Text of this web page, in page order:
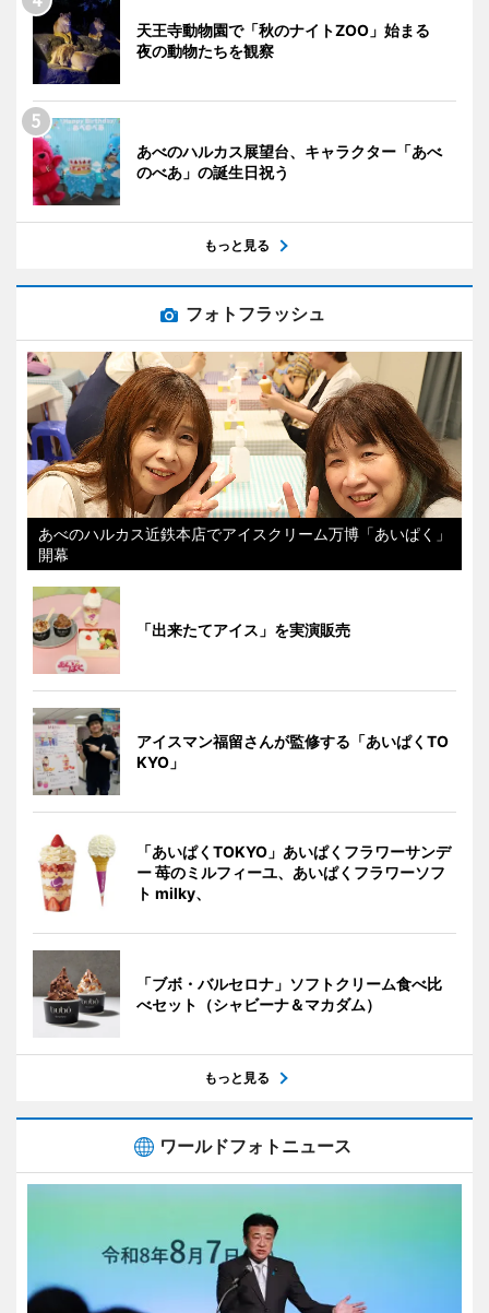
天王寺動物園で「秋のナイトZOO」始まる
夜の動物たちを観察
あべのハルカス展望台、キャラクター「あべ
のべあ」の誕生日祝う
もっと見る
フォトフラッシュ
あべのハルカス近鉄本店でアイスクリーム万博「あいぱく」
開幕
「出来たてアイス」を実演販売
アイスマン福留さんが監修する「あいぱくTO
KYO」
「あいぱくTOKYO」あいぱくフラワーサンデ
ー 苺のミルフィーユ、あいぱくフラワーソフ
ト milky、
「ブボ・バルセロナ」ソフトクリーム食べ比
べセット（シャビーナ＆マカダム）
もっと見る
ワールドフォトニュース